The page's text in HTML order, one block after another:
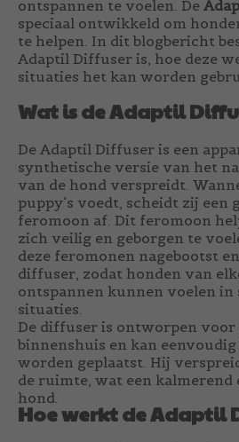
ontspannen te voelen. De
speciaal ontwikkeld om
te helpen. In dit blogbericht
Adaptil Diffuser is, hoe deze
situaties het kan worden
Wat is de Adaptil
De Adaptil Diffuser is een
synthetische versie van het
van de hond verspreidt.
puppy’s voedt, scheidt zij een
feromoon af. Dit feromoon
zich veilig en geborgen te
deze feromonen nagebootst
diffuser, zodat honden van
ontspannen kunnen voelen in
situaties.
De diffuser is ontworpen voor
binnenshuis en kan
worden geplaatst. Hij
de ruimte, wat een kalmerend
hond.
Hoe werkt de Adaptil